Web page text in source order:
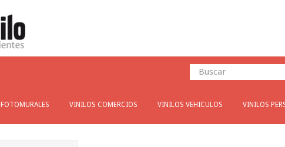
FOTOMURALES VINILOS COMERCIOS VINILOS VEHICULOS VINILOS